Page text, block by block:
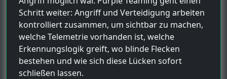
Schritt weiter: Angriff und Verteidigung arbeiten
kontrolliert zusammen, um sichtbar zu machen,
welche Telemetrie vorhanden ist, welche
Erkennungslogik greift, wo blinde Flecken
bestehen und wie sich diese Lücken sofort
schließen lassen.